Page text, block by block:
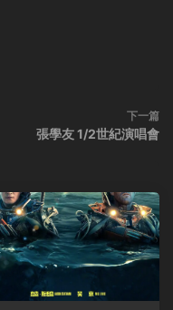
下一篇
張學友 1/2世紀演唱會